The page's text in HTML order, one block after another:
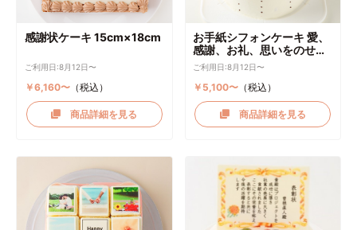
感謝状ケーキ 15cm×18cm
ご利用日:8月12日〜
￥6,160〜（税込）
商品詳細を見る
お手紙シフォンケーキ 愛、
感謝、お礼、思いをのせて
直径17cm
ご利用日:8月12日〜
￥5,100〜 （税込）
商品詳細を見る